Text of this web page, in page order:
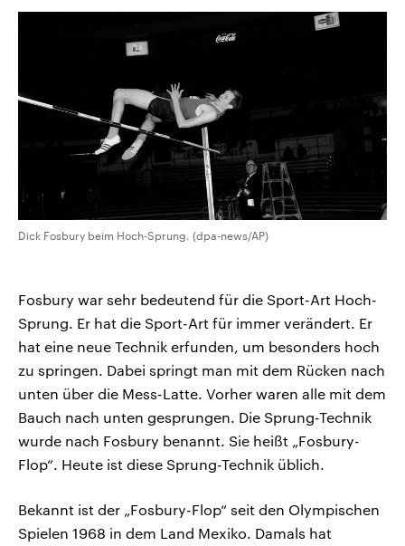
Dick Fosbury beim Hoch-Sprung. (dpa-news/AP)
Fosbury war sehr bedeutend für die Sport-Art Hoch-
Sprung. Er hat die Sport-Art für immer verändert. Er
hat eine neue Technik erfunden, um besonders hoch
zu springen. Dabei springt man mit dem Rücken nach
unten über die Mess-Latte. Vorher waren alle mit dem
Bauch nach unten gesprungen. Die Sprung-Technik
wurde nach Fosbury benannt. Sie heißt „Fosbury-
Flop“. Heute ist diese Sprung-Technik üblich.
Bekannt ist der „Fosbury-Flop“ seit den Olympischen
Spielen 1968 in dem Land Mexiko. Damals hat